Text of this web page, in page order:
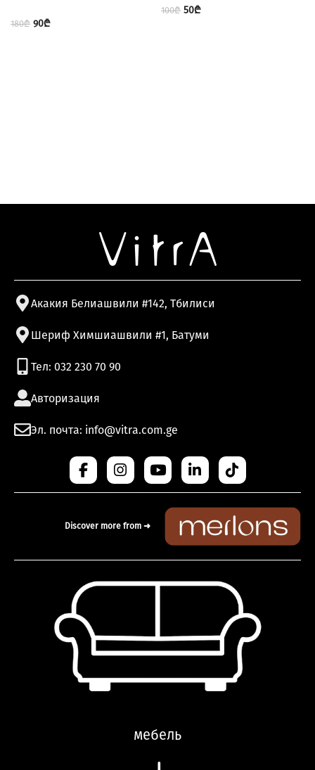
180₾ 90₾
100₾ 50₾
Акакия Белиашвили #142, Тбилиси
Шериф Химшиашвили #1, Батуми
Тел: 032 230 70 90
Авторизация
Эл. почта: info@vitra.com.ge
Discover more from ➜
мебель